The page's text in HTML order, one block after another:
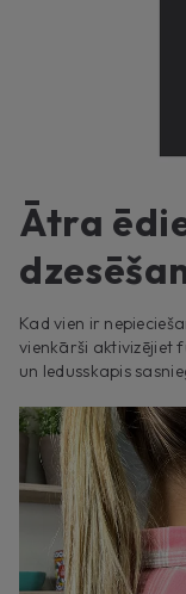
Ātra
Kad vien ir
vienkārši aktivizējiet
un ledusskapis